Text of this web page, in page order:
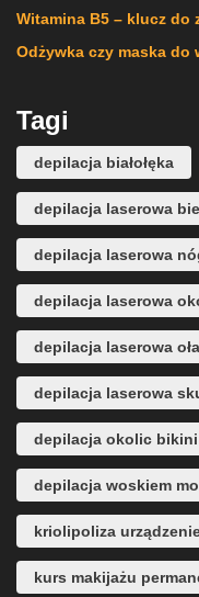
Witamina B5 – klucz
Odżywka czy maska do
Tagi
depilacja białołęka
depilacja laserowa
depilacja laserowa
depilacja laserowa
depilacja laserowa
depilacja laserowa
depilacja okolic bikini
depilacja woskiem
kriolipoliza
kurs makijażu